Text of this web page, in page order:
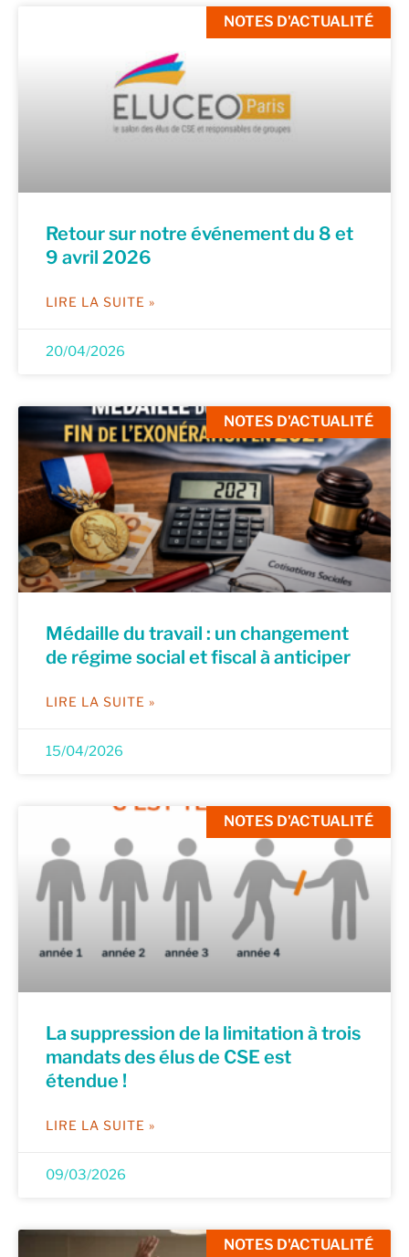
NOTES D'ACTUALITÉ
Retour sur notre événement du 8 et
9 avril 2026
LIRE LA SUITE »
20/04/2026
NOTES D'ACTUALITÉ
Médaille du travail : un changement
de régime social et fiscal à anticiper
LIRE LA SUITE »
15/04/2026
NOTES D'ACTUALITÉ
La suppression de la limitation à trois
mandats des élus de CSE est
étendue !
LIRE LA SUITE »
09/03/2026
NOTES D'ACTUALITÉ